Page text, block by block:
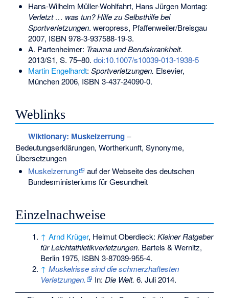
Hans-Wilhelm Müller-Wohlfahrt, Hans Jürgen Montag:
Verletzt … was tun? Hilfe zu Selbsthilfe bei
Sportverletzungen. weropress, Pfaffenweiler/Breisgau
2007, ISBN 978-3-937588-19-3.
A. Partenheimer: Trauma und Berufskrankheit.
2013/S1, S. 75–80. doi:10.1007/s10039-013-1938-5
Martin Engelhardt: Sportverletzungen. Elsevier,
München 2006, ISBN 3-437-24090-0.
Weblinks
Wiktionary: Muskelzerrung–
Bedeutungserklärungen, Wortherkunft, Synonyme,
Übersetzungen
Muskelzerrung
auf der Webseite des deutschen
Bundesministeriums für Gesundheit
Einzelnachweise
↑ Arnd Krüger, Helmut Oberdieck:Kleiner Ratgeber
für Leichtathletikverletzungen. Bartels & Wernitz,
Berlin 1975, ISBN 3-87039-955-4.
↑ Muskelrisse sind die schmerzhaftesten
Verletzungen.
In:Die Welt. 6. Juli 2014.